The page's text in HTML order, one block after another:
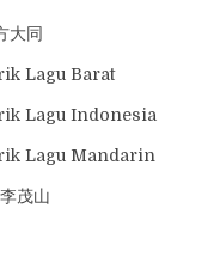
大同
Lagu Barat
Lagu Indonesia
Lagu Mandarin
茂山